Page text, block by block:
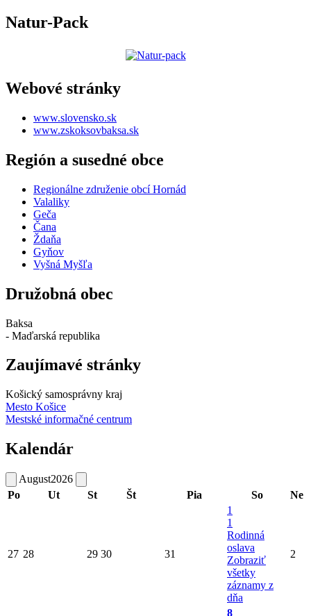
Natur-Pack
Webové stránky
www.slovensko.sk
www.zskoksovbaksa.sk
Región a susedné obce
Regionálne združenie obcí Hornád
Valaliky
Geča
Čana
Ždaňa
Gyňov
Vyšná Myšľa
Družobná obec
Baksa
- Maďarská republika
Zaujímavé stránky
Košický samosprávny kraj
Mesto Košice
Mestské informačné centrum
Kalendár
August2026
Po
Ut St Št Pia So Ne
27 28 29 30 31
1
1
Rodinná
oslava
Zobraziť
všetky
záznamy z
dňa
2
8